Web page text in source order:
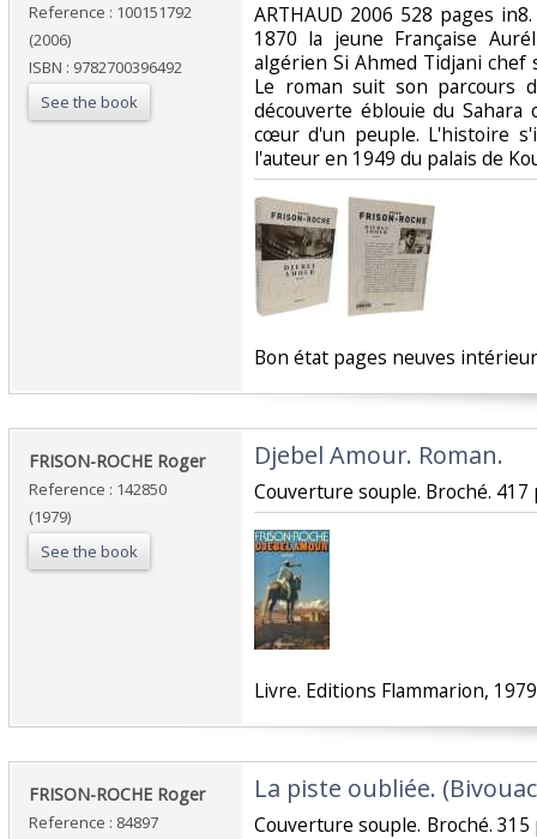
Reference : 100151792
(2006)
ISBN : 9782700396492
See the book
‎ARTHAUD 2006 528 pages
1870 la jeune Française
algérien Si Ahmed Tidjani
Le roman suit son parcours
découverte éblouie du
cœur d'un peuple. L'histoire
l'auteur en 1949 du palais de
‎Bon état pages neuves
‎FRISON-ROCHE Roger ‎
Reference : 142850
(1979)
See the book
‎Djebel Amour. Roman.‎
‎Couverture souple. Broché. 417
‎Livre. Editions Flammarion,
‎FRISON-ROCHE Roger ‎
Reference : 84897
‎La piste oubliée.
‎Couverture souple. Broché.